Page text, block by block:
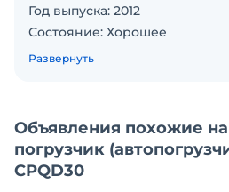
Год выпуска: 2012
Состояние: Хорошее
Местонахождение г.Куровское
Предложение ограничено
прямо сейчас!
Развернуть
Объявления похожие
погрузчик
CPQD30